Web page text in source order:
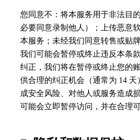
您同意不：将本服务用于非法目
必要同意录制他人）；上传恶意
本服务；未经我们同意转售或贴
我们可能会暂停或终止违反本条
纠正，我们将在暂停或终止您的
供合理的纠正机会（通常为 14
成安全风险、对他人或服务造成
可能会立即暂停访问，并在合理